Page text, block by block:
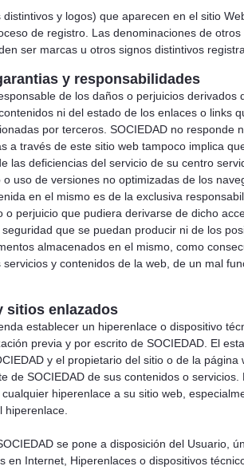
y logos) que aparecen en el sitio
de registro. Las denominaciones de
ser marcas u otros signos distintivos
y responsabilidades
de los daños o perjuicios
ni del estado de los enlaces o links
por terceros. SOCIEDAD no
a través de este sitio web tampoco implica
las deficiencias del servicio de su centro
o uso de versiones no optimizadas de los
en el mismo es de la exclusiva
o perjuicio que pudiera derivarse de dicho
que se puedan producir ni de los
almacenados en el mismo, como
servicios y contenidos de la web, de un mal
sitios enlazados
establecer un hiperenlace o dispositivo
previa y por escrito de SOCIEDAD. El
y el propietario del sitio o de la
de SOCIEDAD de sus contenidos o
hiperenlace a su sitio web,
hiperenlace.
se pone a disposición del Usuario,
en Internet, Hiperenlaces o dispositivos